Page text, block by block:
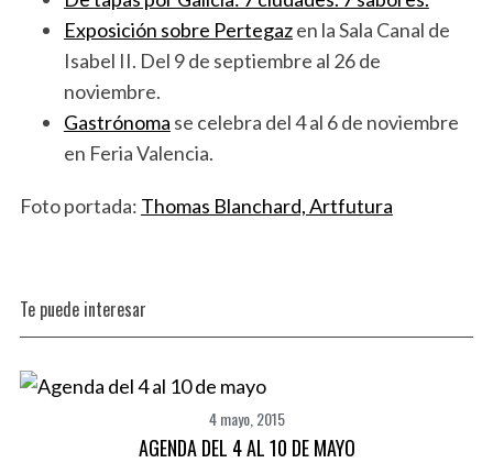
Exposición sobre Pertegazen la Sala Canal de
Isabel II. Del 9 de septiembre al 26 de
noviembre.
Gastrónoma se celebra del 4 al 6 de noviembre
en Feria Valencia.
Foto portada: Thomas Blanchard, Artfutura
Te puede interesar
4 mayo, 2015
AGENDA DEL 4 AL 10 DE MAYO